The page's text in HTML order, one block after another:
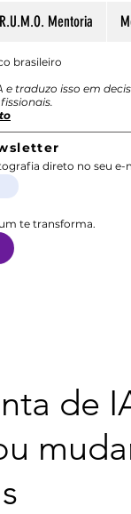
R.U.M.O. Mentoria
brasileiro
traduzo isso em
direto no seu e-
te transforma.
de